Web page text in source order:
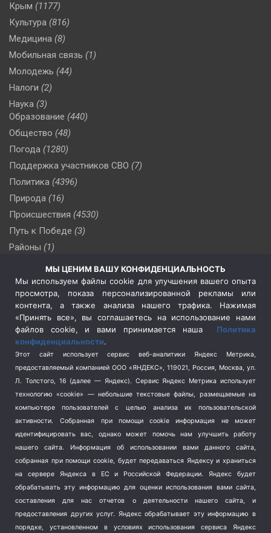
Крым (1177)
Культура (816)
Медицина (8)
Мобильная связь (1)
Молодежь (44)
Налоги (2)
Наука (3)
Образование (440)
Общество (48)
Погода (1280)
Поддержка участников СВО (7)
Политика (4396)
Природа (16)
Происшествия (4530)
Путь к Победе (3)
Районы (1)
(510)
Сельское хозяйство (3)
Социальная политика
(3)
Спецоперация в Украине
Спецоперация на Украине
(404)
Спорт (740)
Терроризм (1)
Транспорт (262)
Туризм (178)
Флот (76)
Школа и спорт (2)
Экология (8)
Экономика (1172)
МЫ ЦЕНИМ ВАШУ КОНФИДЕНЦИАЛЬНОСТЬ
Мы используем файлы cookie для улучшения вашего опыта
просмотра, показа персонализированной рекламы или
контента, а также анализа нашего трафика. Нажимая
«Принять все», вы соглашаетесь на использование нами
файлов cookie, и вами принимается наша Политика
конфиденциальности.
Этот сайт использует сервис веб-аналитики Яндекс Метрика,
предоставляемый компанией ООО «ЯНДЕКС», 119021, Россия, Москва, ул.
Л. Толстого, 16 (далее — Яндекс). Сервис Яндекс Метрика использует
технологию «cookie» — небольшие текстовые файлы, размещаемые на
компьютере пользователей с целью анализа их пользовательской
активности.
Собранная при помощи cookie информация не может
идентифицировать вас, однако может помочь нам улучшить работу
нашего сайта. Информация об использовании вами данного сайта,
собранная при помощи cookie, будет передаваться Яндексу и храниться
на сервере Яндекса в ЕС и Российской Федерации. Яндекс будет
обрабатывать эту информацию для оценки использования вами сайта,
составления для нас отчетов о деятельности нашего сайта, и
предоставления других услуг. Яндекс обрабатывает эту информацию в
порядке, установленном в условиях использования сервиса Яндекс